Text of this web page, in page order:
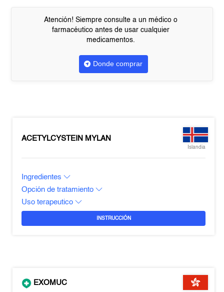
Atención! Siempre consulte a un médico o
farmacéutico antes de usar cualquier
medicamentos.
Donde comprar
ACETYLCYSTEIN MYLAN
Islandia
Ingredientes
Opción de tratamiento
Uso terapeutico
INSTRUCCIÓN
EXOMUC